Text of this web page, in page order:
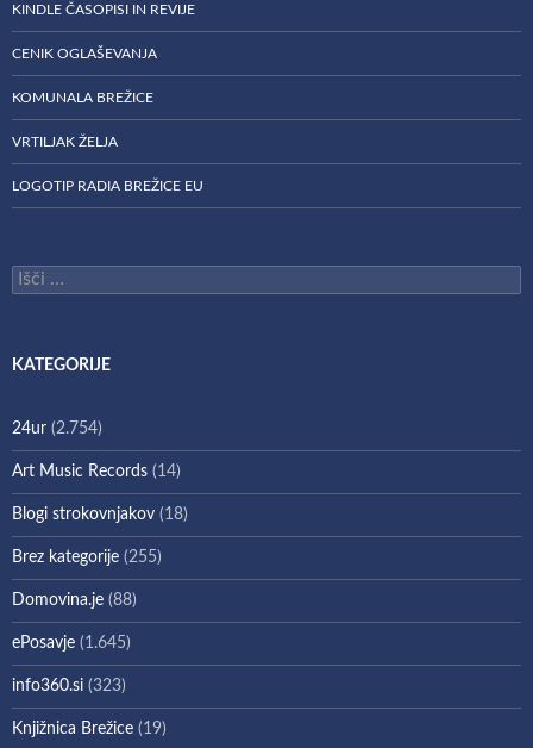
KINDLE ČASOPISI IN REVIJE
CENIK OGLAŠEVANJA
KOMUNALA BREŽICE
VRTILJAK ŽELJA
LOGOTIP RADIA BREŽICE EU
Išči:
KATEGORIJE
24ur (2.754)
Art Music Records (14)
Blogi strokovnjakov (18)
Brez kategorije (255)
Domovina.je (88)
ePosavje (1.645)
info360.si (323)
Knjižnica Brežice (19)